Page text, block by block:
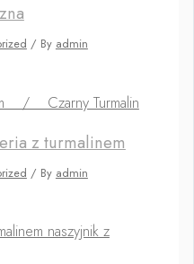
/ By admin
z turmalinem
/ By admin